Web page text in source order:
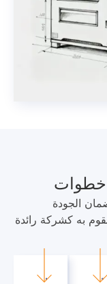
ضمان الجودة
به كشركة رائدة